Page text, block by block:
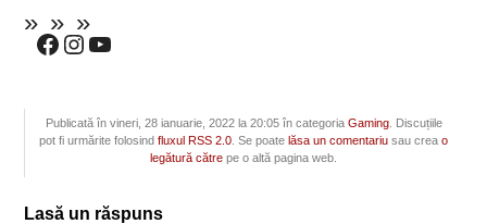
Publicată în vineri, 28 ianuarie, 2022 la 20:05 în categoria Gaming. Discuțiile
pot fi urmărite folosindfluxul RSS 2.0 . Se poatelăsa un comentariu sau creao
legătură către pe o altă pagina web.
Lasă un răspuns